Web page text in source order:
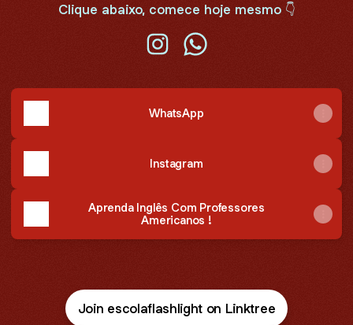
Clique abaixo, comece hoje mesmo 👇
WhatsApp
Instagram
Aprenda Inglês Com Professores
Americanos !
Join escolaflashlight on Linktree